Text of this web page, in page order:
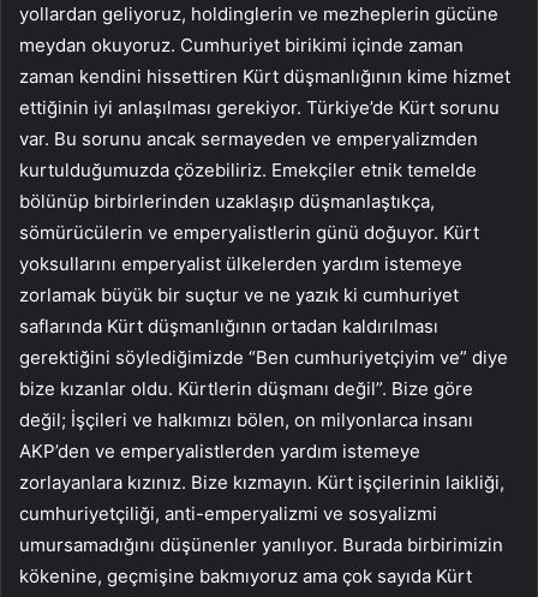
yollardan geliyoruz, holdinglerin ve mezheplerin gücüne
meydan okuyoruz. Cumhuriyet birikimi içinde zaman
zaman kendini hissettiren Kürt düşmanlığının kime hizmet
ettiğinin iyi anlaşılması gerekiyor. Türkiye’de Kürt sorunu
var. Bu sorunu ancak sermayeden ve emperyalizmden
kurtulduğumuzda çözebiliriz. Emekçiler etnik temelde
bölünüp birbirlerinden uzaklaşıp düşmanlaştıkça,
sömürücülerin ve emperyalistlerin günü doğuyor. Kürt
yoksullarını emperyalist ülkelerden yardım istemeye
zorlamak büyük bir suçtur ve ne yazık ki cumhuriyet
saflarında Kürt düşmanlığının ortadan kaldırılması
gerektiğini söylediğimizde “Ben cumhuriyetçiyim ve” diye
bize kızanlar oldu. Kürtlerin düşmanı değil”. Bize göre
değil; İşçileri ve halkımızı bölen, on milyonlarca insanı
AKP’den ve emperyalistlerden yardım istemeye
zorlayanlara kızınız. Bize kızmayın. Kürt işçilerinin laikliği,
cumhuriyetçiliği, anti-emperyalizmi ve sosyalizmi
umursamadığını düşünenler yanılıyor. Burada birbirimizin
kökenine, geçmişine bakmıyoruz ama çok sayıda Kürt